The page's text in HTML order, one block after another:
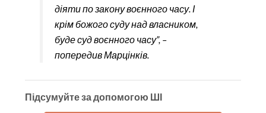
діяти по закону воєнного часу. І
крім божого суду над власником,
буде суд воєнного часу”, –
попередив Марцінків.
Підсумуйте за допомогою ШІ